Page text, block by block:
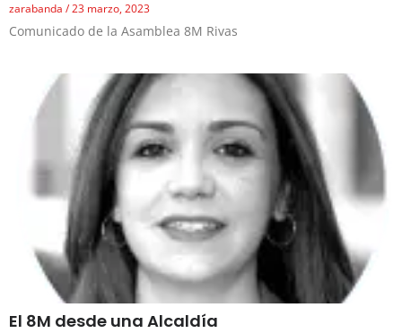
zarabanda 23 marzo, 2023
Comunicado de la Asamblea 8M Rivas
El 8M desde una Alcaldía